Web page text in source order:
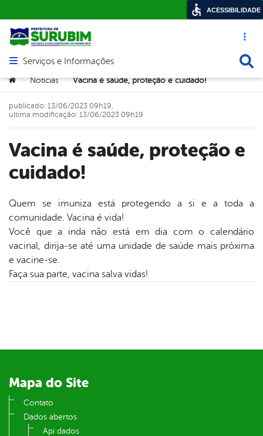
Acesso
Abrir menu principal de navegação
Serviços e Informações
Você está aqui:
> Notícias > Vacina é saúde, proteção e cuidado!
Vacina é saúde, proteção e
cuidado!
publicado: 13/06/2023 09h19,
última modificação: 13/06/2023 09h19
Quem se imuniza está protegendo a si e a toda a
comunidade. Vacina é vida!
Você que a inda não está em dia com o calendário
vacinal, dirija-se até uma unidade de saúde mais próxima
e vacine-se.
Faça sua parte, vacina salva vidas!
Mapa do Site
Contato
Dados abertos
Api dados
ACESSIBILIDADE